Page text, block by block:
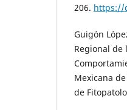
206. https://
Guigón
Regional de
Mexicana
de